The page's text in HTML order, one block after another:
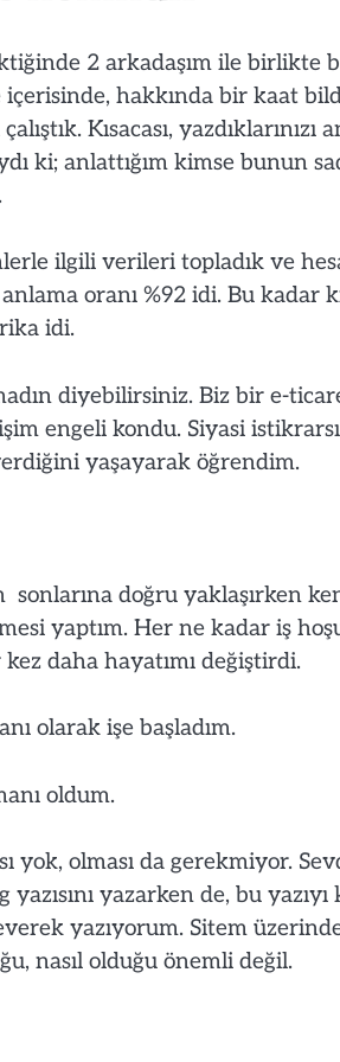
2 arkadaşım ile birlikte
hakkında bir kaat
Kısacası,
ki; anlattığım kimse bunun
ilgili verileri topladık ve
oranı %92 idi. Bu kadar
idi.
diyebilirsiniz. Biz bir e-
engeli kondu. Siyasi
yaşayarak öğrendim.
sonlarına doğru yaklaşırken
yaptım. Her ne kadar iş
daha hayatımı değiştirdi.
olarak işe başladım.
oldum.
yok, olması da gerekmiyor.
yazarken de, bu
yazıyorum. Sitem
nasıl olduğu önemli değil.